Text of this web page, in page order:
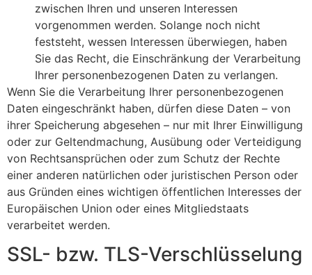
zwischen Ihren und unseren Interessen
vorgenommen werden. Solange noch nicht
feststeht, wessen Interessen überwiegen, haben
Sie das Recht, die Einschränkung der Verarbeitung
Ihrer personenbezogenen Daten zu verlangen.
Wenn Sie die Verarbeitung Ihrer personenbezogenen
Daten eingeschränkt haben, dürfen diese Daten – von
ihrer Speicherung abgesehen – nur mit Ihrer Einwilligung
oder zur Geltendmachung, Ausübung oder Verteidigung
von Rechtsansprüchen oder zum Schutz der Rechte
einer anderen natürlichen oder juristischen Person oder
aus Gründen eines wichtigen öffentlichen Interesses der
Europäischen Union oder eines Mitgliedstaats
verarbeitet werden.
SSL- bzw. TLS-Verschlüsselung